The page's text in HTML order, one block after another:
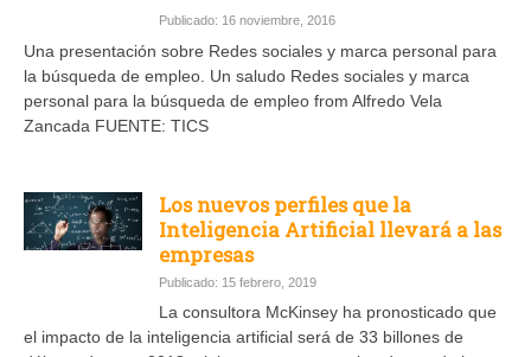
Publicado: 16 noviembre, 2016
Una presentación sobre Redes sociales y marca personal para
la búsqueda de empleo. Un saludo Redes sociales y marca
personal para la búsqueda de empleo from Alfredo Vela
Zancada FUENTE: TICS
Los nuevos perfiles que la
Inteligencia Artificial llevará a las
empresas
Publicado: 15 febrero, 2019
La consultora McKinsey ha pronosticado que
el impacto de la inteligencia artificial será de 33 billones de